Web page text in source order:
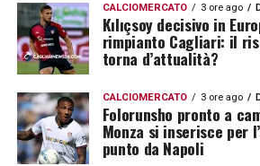
CALCIOMERCATO 3 ore ago
Kılıçsoy decisivo in
rimpianto Cagliari: il
torna d’attualità?
CALCIOMERCATO 3 ore ago
Folorunsho pronto a
Monza si inserisce per
punto da Napoli